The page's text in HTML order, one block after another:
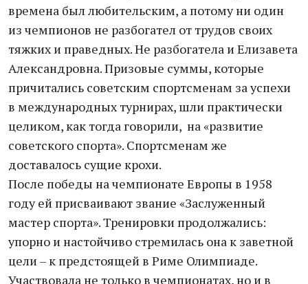
времена был любительским, а потому ни один
из чемпионов не разбогател от трудов своих
тяжких и праведных. Не разбогатела и Елизавета
Александровна. Призовые суммы, которые
причитались советским спортсменам за успехи
в международных турнирах, шли практически
целиком, как тогда говорили, на «развитие
советского спорта». Спортсменам же
доставалось сущие крохи.
После победы на чемпионате Европы в 1958
году ей присваивают звание «Заслуженный
мастер спорта». Тренировки продолжались:
упорно и настойчиво стремилась она к заветной
цели – к предстоящей в Риме Олимпиаде.
Участвовала не только в чемпионатах, но и в